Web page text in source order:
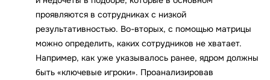
проявляются в сотрудниках с низкой
результативностью. Во-вторых, с помощью матрицы
можно определить, каких сотрудников не хватает.
Например, как уже указывалось ранее, ядром должны
быть «ключевые игроки». Проанализировав